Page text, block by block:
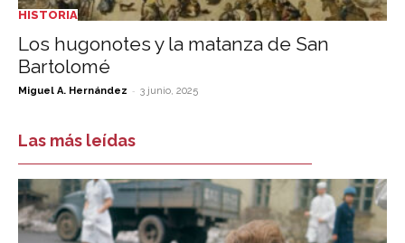
HISTORIA
Los hugonotes y la matanza de San
Bartolomé
Miguel A. Hernández - 3 junio, 2025
Las más leídas